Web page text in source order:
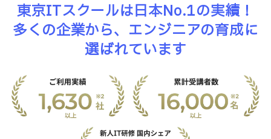
東京ITスクールは日本No.1の実績！
多くの企業から、エンジニアの育成に
選ばれています